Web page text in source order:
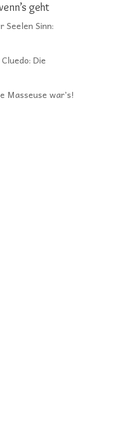
geht
Seelen Sinn:
Die
Masseuse war’s!